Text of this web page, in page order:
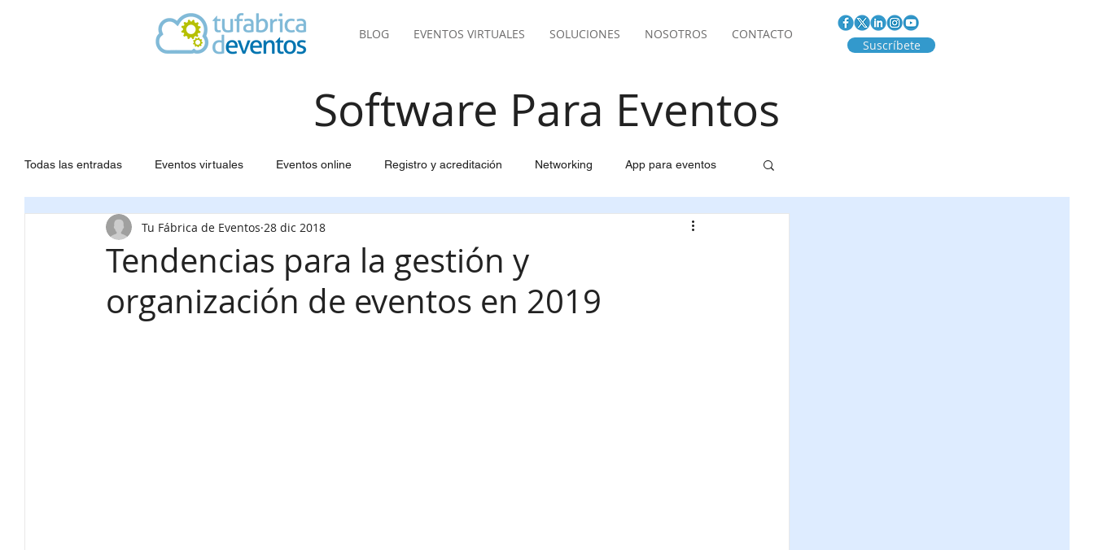
BLOG EVENTOS VIRTUALES SOLUCIONES NOSOTROS CONTACTO
Suscríbete
Todas las entradas Eventos virtuales Eventos online Registro y acreditación Networking App para eventos
Software para Eventos Agendas a medida Pasarela pago
Seating para eventos Congresos científicos Gestión Viajes y Alojamiento Gestión de participantes
Tendencias para la gestión y
organización de eventos en 2019
Tu Fábrica de Eventos 28 dic 2018
Software Para Eventos